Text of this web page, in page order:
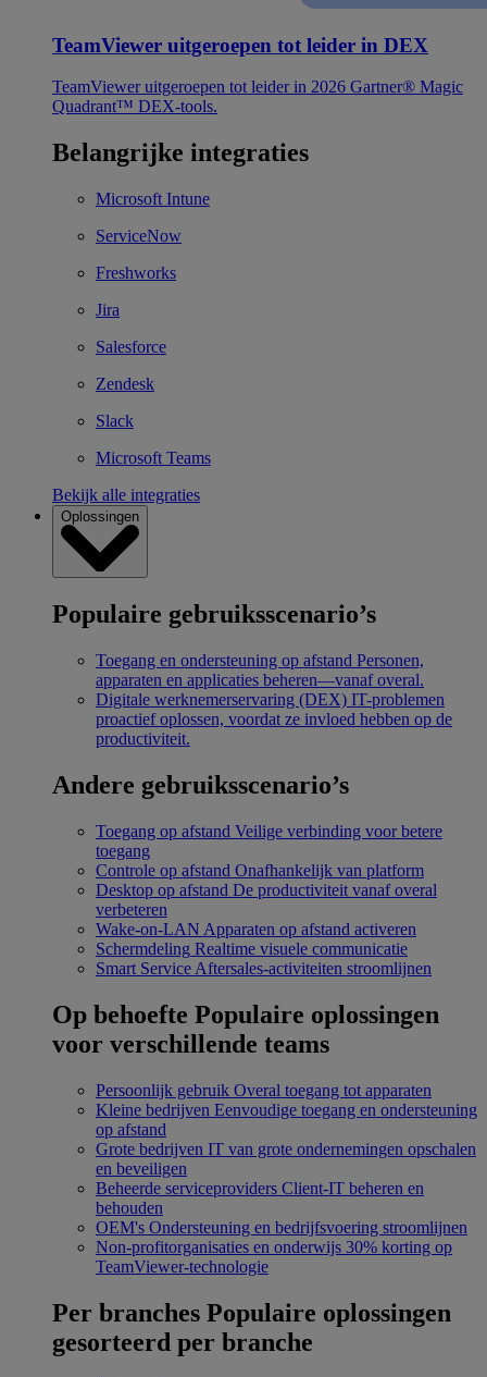
TeamViewer uitgeroepen tot leider in DEX
TeamViewer uitgeroepen tot leider in 2026 Gartner® Magic
Quadrant™ DEX-tools.
Belangrijke integraties
Microsoft Intune
ServiceNow
Freshworks
Jira
Salesforce
Zendesk
Slack
Microsoft Teams
Bekijk alle integraties
Oplossingen
Populaire gebruiksscenario’s
Toegang en ondersteuning op afstand Personen,
apparaten en applicaties beheren—vanaf overal.
Digitale werknemerservaring (DEX) IT-problemen
proactief oplossen, voordat ze invloed hebben op de
productiviteit.
Andere gebruiksscenario’s
Toegang op afstand Veilige verbinding voor betere
toegang
Controle op afstand Onafhankelijk van platform
Desktop op afstand De productiviteit vanaf overal
verbeteren
Wake-on-LAN Apparaten op afstand activeren
Schermdeling Realtime visuele communicatie
Smart Service Aftersales-activiteiten stroomlijnen
Op behoefte Populaire oplossingen
voor verschillende teams
Persoonlijk gebruik Overal toegang tot apparaten
Kleine bedrijven Eenvoudige toegang en ondersteuning
op afstand
Grote bedrijven IT van grote ondernemingen opschalen
en beveiligen
Beheerde serviceproviders Client-IT beheren en
behouden
OEM's Ondersteuning en bedrijfsvoering stroomlijnen
Non-profitorganisaties en onderwijs 30% korting op
TeamViewer-technologie
Per branches Populaire oplossingen
gesorteerd per branche